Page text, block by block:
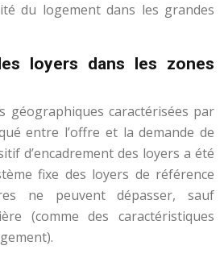
du logement dans les grandes
loyers dans les zones
géographiques caractérisées par
entre l’offre et la demande de
d’encadrement des loyers a été
fixe des loyers de référence
ne peuvent dépasser, sauf
(comme des caractéristiques